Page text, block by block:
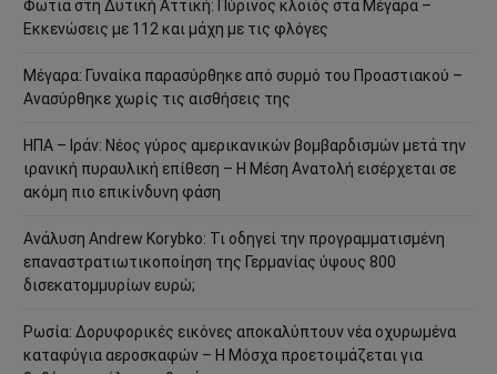
Φωτιά στη Δυτική Αττική: Πύρινος κλοιός στα Μέγαρα –
Εκκενώσεις με 112 και μάχη με τις φλόγες
Μέγαρα: Γυναίκα παρασύρθηκε από συρμό του Προαστιακού –
Ανασύρθηκε χωρίς τις αισθήσεις της
ΗΠΑ – Ιράν: Νέος γύρος αμερικανικών βομβαρδισμών μετά την
ιρανική πυραυλική επίθεση – Η Μέση Ανατολή εισέρχεται σε
ακόμη πιο επικίνδυνη φάση
Ανάλυση Andrew Korybko: Τι οδηγεί την προγραμματισμένη
επαναστρατιωτικοποίηση της Γερμανίας ύψους 800
δισεκατομμυρίων ευρώ;
Ρωσία: Δορυφορικές εικόνες αποκαλύπτουν νέα οχυρωμένα
καταφύγια αεροσκαφών – Η Μόσχα προετοιμάζεται για